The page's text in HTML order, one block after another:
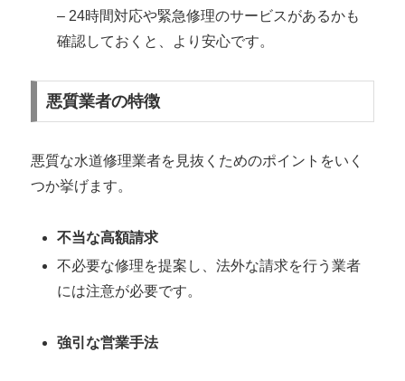
– 24時間対応や緊急修理のサービスがあるかも
確認しておくと、より安心です。
悪質業者の特徴
悪質な水道修理業者を見抜くためのポイントをいく
つか挙げます。
不当な高額請求
不必要な修理を提案し、法外な請求を行う業者
には注意が必要です。
強引な営業手法